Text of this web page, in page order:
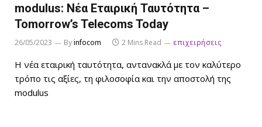
modulus: Νέα Εταιρική Ταυτότητα –
Tomorrow’s Telecoms Today
26/05/2023 Byinfocom 2 Mins Read επιχειρήσεις
Η νέα εταιρική ταυτότητα, αντανακλά με τον καλύτερο
τρόπο τις αξίες, τη φιλοσοφία και την αποστολή της
modulus